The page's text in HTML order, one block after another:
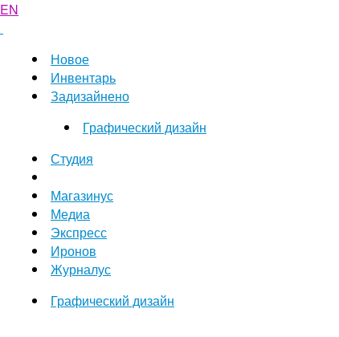
EN
Новое
Инвентарь
Задизайнено
Графический дизайн
Студия
Магазинус
Медиа
Экспресс
Иронов
Журналус
Графический дизайн